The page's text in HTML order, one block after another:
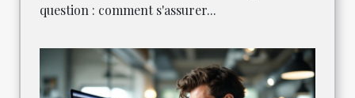
question : comment s'assurer...